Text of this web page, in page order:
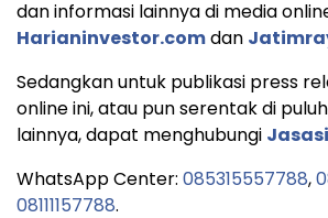
dan informasi lainnya di media
Harianinvestor.comdan
Sedangkan untuk publikasi press
online ini, atau pun serentak di
lainnya, dapat menghubungi
WhatsApp Center: 085315557788,
08111157788.